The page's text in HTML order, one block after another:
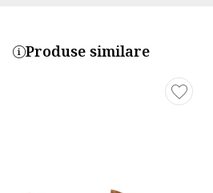
Produse similare